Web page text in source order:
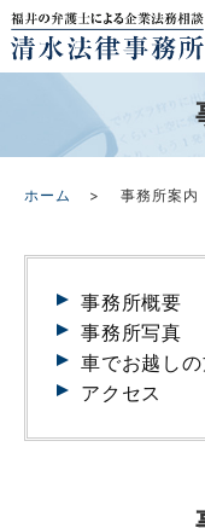
ホーム 事務所案内
事務所概要
事務所写真
車でお越し
アクセス